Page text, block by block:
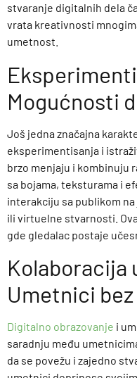
stvaranje digitalnih dela
vrata kreativnosti
umetnost.
Mogućnosti
Još jedna značajna
eksperimentisanja i
brzo menjaju i kombinuju
sa bojama, teksturama i
interakciju sa publikom
ili virtuelne stvarnosti.
gde gledalac postaje
Kolaboracija
Umetnici
Digitalno obrazovanje i
saradnju među
da se povežu i zajedno